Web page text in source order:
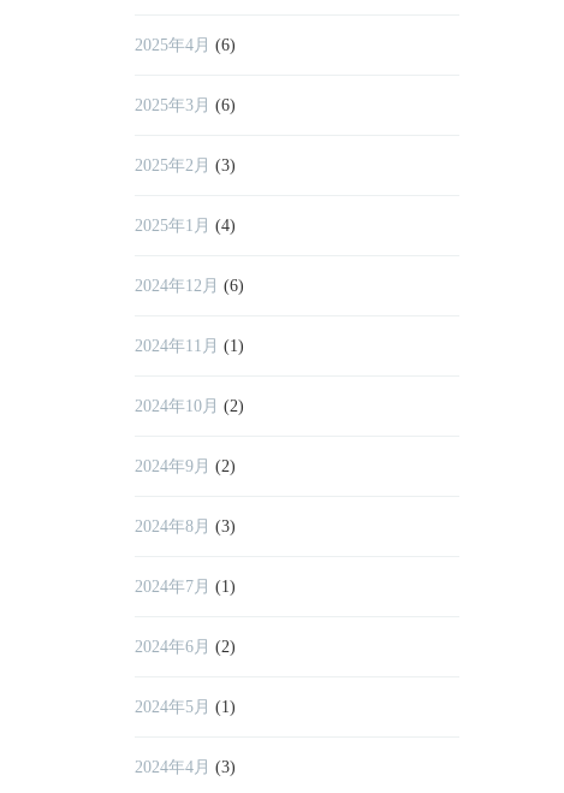
2025年4月 (6)
2025年3月 (6)
2025年2月 (3)
2025年1月 (4)
2024年12月 (6)
2024年11月 (1)
2024年10月 (2)
2024年9月 (2)
2024年8月 (3)
2024年7月 (1)
2024年6月 (2)
2024年5月 (1)
2024年4月 (3)